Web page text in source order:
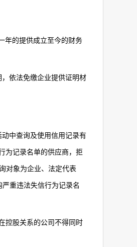
年的提供成立至今的财务
依法免缴企业提供证明材
中查询及使用信用记录有
为记录名单的供应商，拒
对象为企业、法定代表
严重违法失信行为记录名
控股关系的公司不得同时